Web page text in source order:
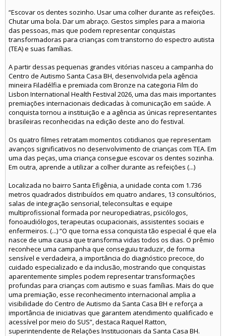
“Escovar os dentes sozinho. Usar uma colher durante as refeições.
Chutar uma bola. Dar um abraço. Gestos simples para a maioria
das pessoas, mas que podem representar conquistas
transformadoras para crianças com transtorno do espectro autista
(TEA) e suas famílias.
A partir dessas pequenas grandes vitórias nasceu a campanha do
Centro de Autismo Santa Casa BH, desenvolvida pela agência
mineira Filadélfia e premiada com Bronze na categoria Film do
Lisbon International Health Festival 2026, uma das mais importantes
premiações internacionais dedicadas à comunicação em saúde. A
conquista tornou a instituição e a agência as únicas representantes
brasileiras reconhecidas na edição deste ano do festival.
Os quatro filmes retratam momentos cotidianos que representam
avanços significativos no desenvolvimento de crianças com TEA. Em
uma das peças, uma criança consegue escovar os dentes sozinha.
Em outra, aprende a utilizar a colher durante as refeições (...)
Localizada no bairro Santa Efigênia, a unidade conta com 1.736
metros quadrados distribuídos em quatro andares, 13 consultórios,
salas de integração sensorial, teleconsultas e equipe
multiprofissional formada por neuropediatras, psicólogos,
fonoaudiólogos, terapeutas ocupacionais, assistentes sociais e
enfermeiros. (...) “O que torna essa conquista tão especial é que ela
nasce de uma causa que transforma vidas todos os dias. O prêmio
reconhece uma campanha que conseguiu traduzir, de forma
sensível e verdadeira, a importância do diagnóstico precoce, do
cuidado especializado e da inclusão, mostrando que conquistas
aparentemente simples podem representar transformações
profundas para crianças com autismo e suas famílias. Mais do que
uma premiação, esse reconhecimento internacional amplia a
visibilidade do Centro de Autismo da Santa Casa BH e reforça a
importância de iniciativas que garantem atendimento qualificado e
acessível por meio do SUS”, destaca Raquel Ratton,
superintendente de Relações Institucionais da Santa Casa BH.